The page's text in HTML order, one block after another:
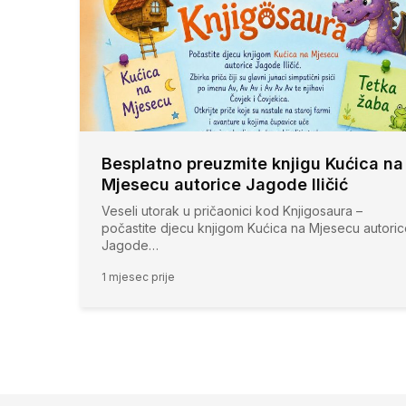
Besplatno preuzmite knjigu Kućica na
Mjesecu autorice Jagode Iličić
Veseli utorak u pričaonici kod Knjigosaura –
počastite djecu knjigom Kućica na Mjesecu
Jagode…
1 mjesec prije